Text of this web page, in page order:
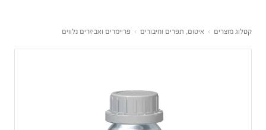
קטלוג מוצרים › איטום, תפרים וחיבורים › פריימרים ואביזרים נלווים